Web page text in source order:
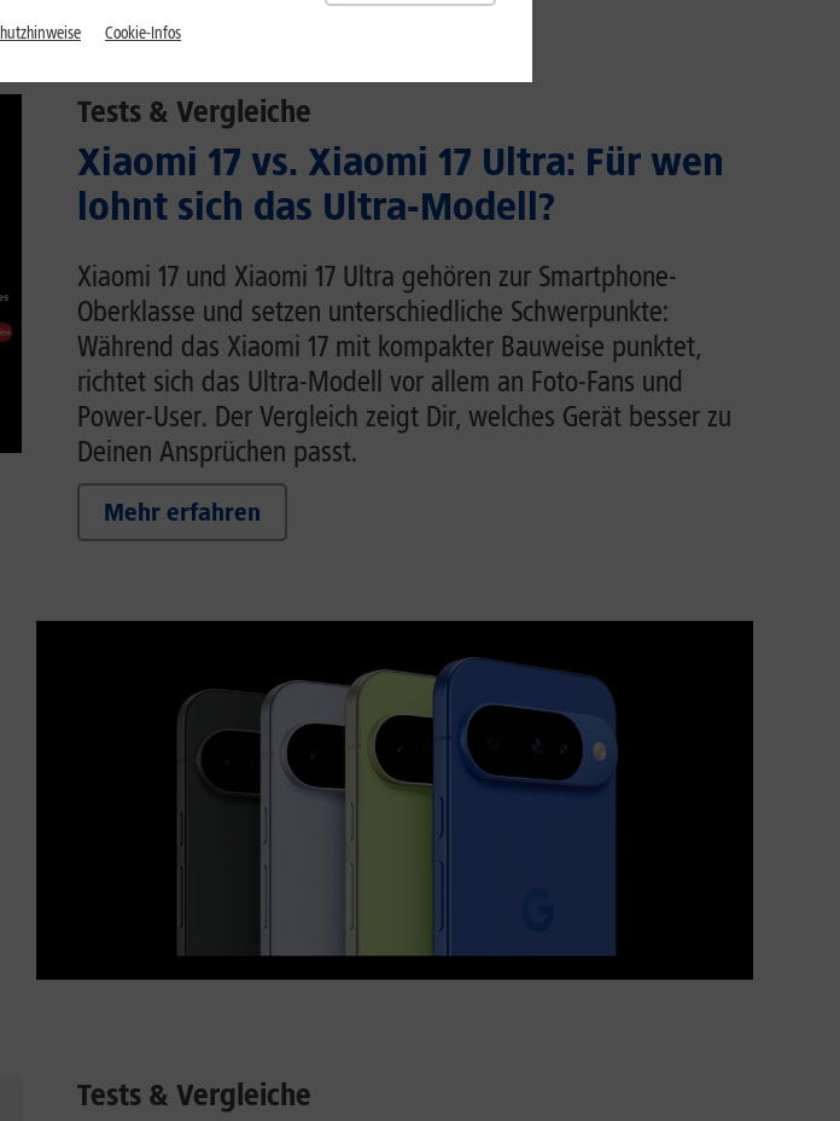
Tests & Vergleiche
Xiaomi 17 vs. Xiaomi 17 Ultra: Für wen
lohnt sich das Ultra-Modell?
Xiaomi 17 und Xiaomi 17 Ultra gehören zur Smartphone-
Oberklasse und setzen unterschiedliche Schwerpunkte:
Während das Xiaomi 17 mit kompakter Bauweise punktet,
richtet sich das Ultra-Modell vor allem an Foto-Fans und
Power-User. Der Vergleich zeigt Dir, welches Gerät besser zu
Deinen Ansprüchen passt.
Mehr erfahren
Tests & Vergleiche
Cookie-Infos